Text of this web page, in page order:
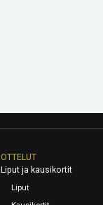
OTTELUT
Liput ja kausikortit
Liput